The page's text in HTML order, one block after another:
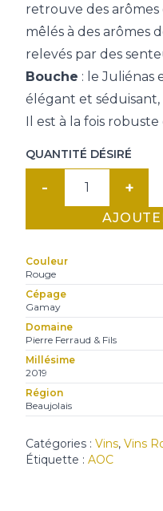
retrouve des arômes
mêlés à des arômes
relevés par des
Bouche : le Juliénas
élégant et
Il est à la fois
QUANTITÉ DÉSIRÉ
2019
P.
Ferraud
Couleur
Rouge
Cépage
Gamay
Domaine
Pierre Ferraud & Fils
Millésime
2019
Région
Beaujolais
Catégories : Vins, Vins
Étiquette : AOC